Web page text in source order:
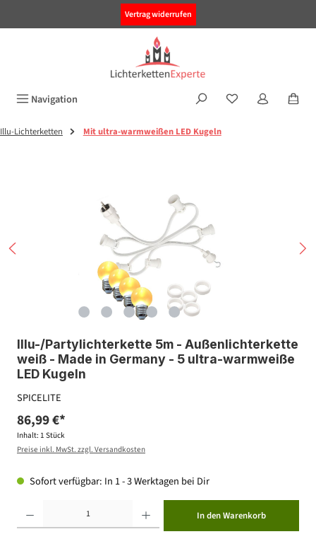
Vertrag widerrufen
Navigation
Illu-Lichterketten Mit ultra-warmweißen LED Kugeln
Illu-/Partylichterkette 5m - Außenlichterkette
weiß - Made in Germany - 5 ultra-warmweiße
LED Kugeln
SPICELITE
86,99 €*
Inhalt: 1 Stück
Preise inkl. MwSt. zzgl. Versandkosten
Sofort verfügbar: In 1 - 3 Werktagen bei Dir
In den Warenkorb